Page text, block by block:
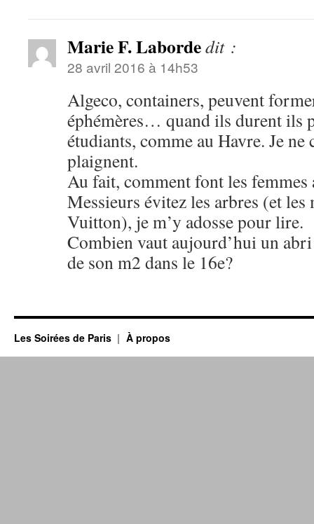
Marie F. Labordedit :
28 avril 2016 à 14h53
Algeco, containers, peuvent
éphémères… quand ils durent ils
étudiants, comme au Havre. Je ne
plaignent.
Au fait, comment font les femmes
Messieurs évitez les arbres (et
Vuitton), je m’y adosse pour lire.
Combien vaut aujourd’hui un
de son m2 dans le 16e?
Les Soirées de Paris À propos